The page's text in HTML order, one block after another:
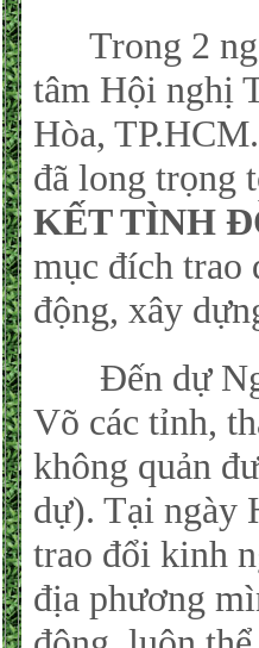
Trong 2
tâm Hội nghị
Hòa,
đã long trọng
KẾT TÌNH
mục đích trao
động, xây
Đến dự
Võ các tỉnh,
không quản
dự). Tại ngày
trao đổi kinh
địa phương